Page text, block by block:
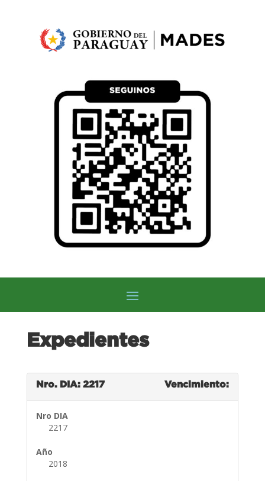
Expedientes
Nro. DIA: 2217 Vencimiento:
Nro DIA
2217
Año
2018